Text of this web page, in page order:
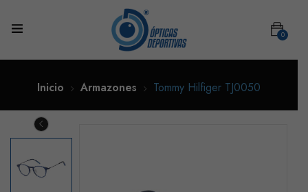
0
Inicio Armazones Tommy Hilfiger TJ0050